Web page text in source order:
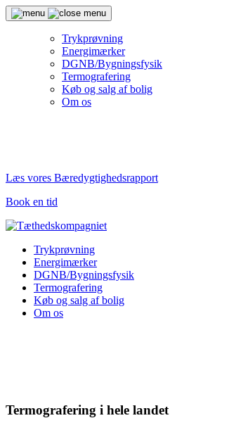
Trykprøvning
Energimærker
DGNB/Bygningsfysik
Termografering
Køb og salg af bolig
Om os
Læs vores Bæredygtighedsrapport
Book en tid
Trykprøvning
Energimærker
DGNB/Bygningsfysik
Termografering
Køb og salg af bolig
Om os
Termografering i hele landet